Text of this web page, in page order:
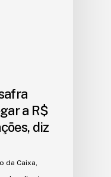
a R$
diz
da Caixa,